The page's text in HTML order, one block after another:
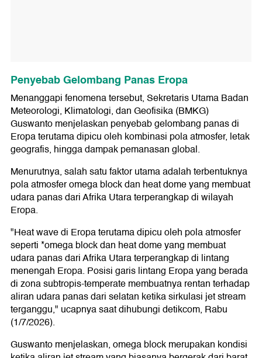
Penyebab Gelombang Panas Eropa
Menanggapi fenomena tersebut, Sekretaris Utama Badan
Meteorologi, Klimatologi, dan Geofisika (BMKG)
Guswanto menjelaskan penyebab gelombang panas di
Eropa terutama dipicu oleh kombinasi pola atmosfer, letak
geografis, hingga dampak pemanasan global.
Menurutnya, salah satu faktor utama adalah terbentuknya
pola atmosfer omega block dan heat dome yang membuat
udara panas dari Afrika Utara terperangkap di wilayah
Eropa.
"Heat wave di Eropa terutama dipicu oleh pola atmosfer
seperti *omega block dan heat dome yang membuat
udara panas dari Afrika Utara terperangkap di lintang
menengah Eropa. Posisi garis lintang Eropa yang berada
di zona subtropis-temperate membuatnya rentan terhadap
aliran udara panas dari selatan ketika sirkulasi jet stream
terganggu," ucapnya saat dihubungi detikcom, Rabu
(1/7/2026).
Guswanto menjelaskan, omega block merupakan kondisi